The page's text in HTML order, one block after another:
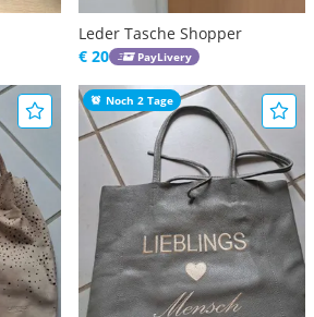
Leder Tasche Shopper
€ 20
PayLivery
Noch 2 Tage